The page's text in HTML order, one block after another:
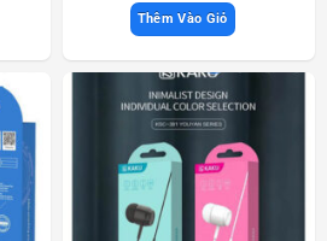
Thêm Vào Giỏ